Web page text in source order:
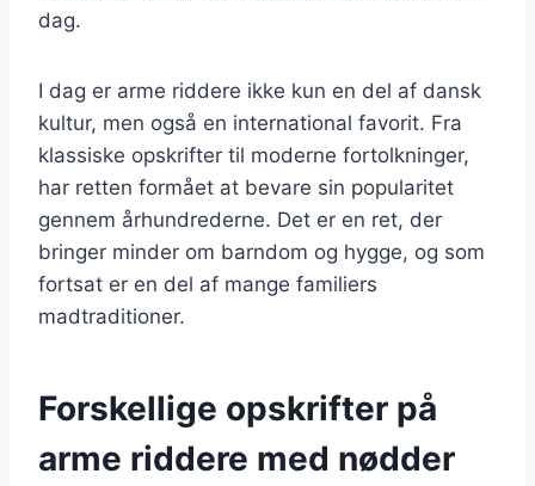
dag.
I dag er arme riddere ikke kun en del af dansk
kultur, men også en international favorit. Fra
klassiske opskrifter til moderne fortolkninger,
har retten formået at bevare sin popularitet
gennem århundrederne. Det er en ret, der
bringer minder om barndom og hygge, og som
fortsat er en del af mange familiers
madtraditioner.
Forskellige opskrifter på
arme riddere med nødder